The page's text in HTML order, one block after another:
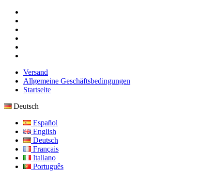
Versand
Allgemeine Geschäftsbedingungen
Startseite
Deutsch
Español
English
Deutsch
Français
Italiano
Português